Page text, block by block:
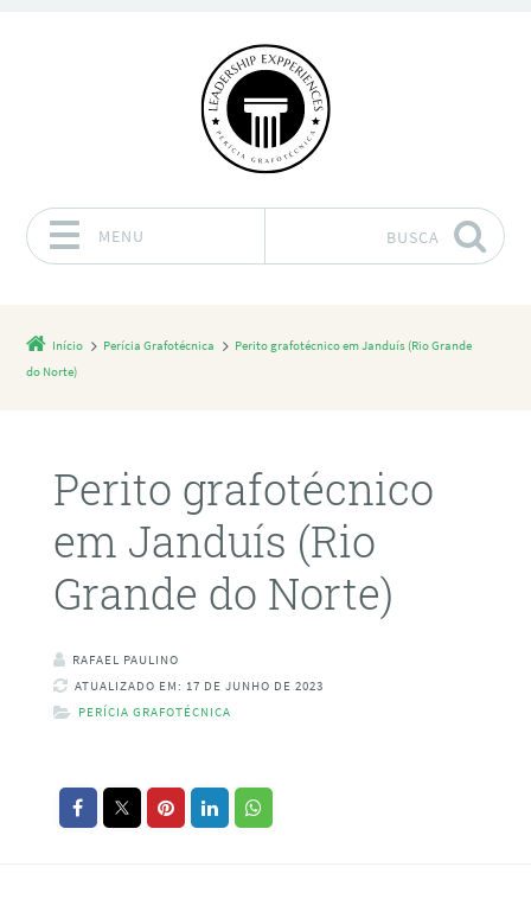
MENU BUSCA
Início Perícia Grafotécnica
Perito grafotécnico em Janduís (Rio Grande
do Norte)
Perito grafotécnico
em Janduís (Rio
Grande do Norte)
RAFAEL PAULINO
ATUALIZADO EM: 17 DE JUNHO DE 2023
PERÍCIA GRAFOTÉCNICA